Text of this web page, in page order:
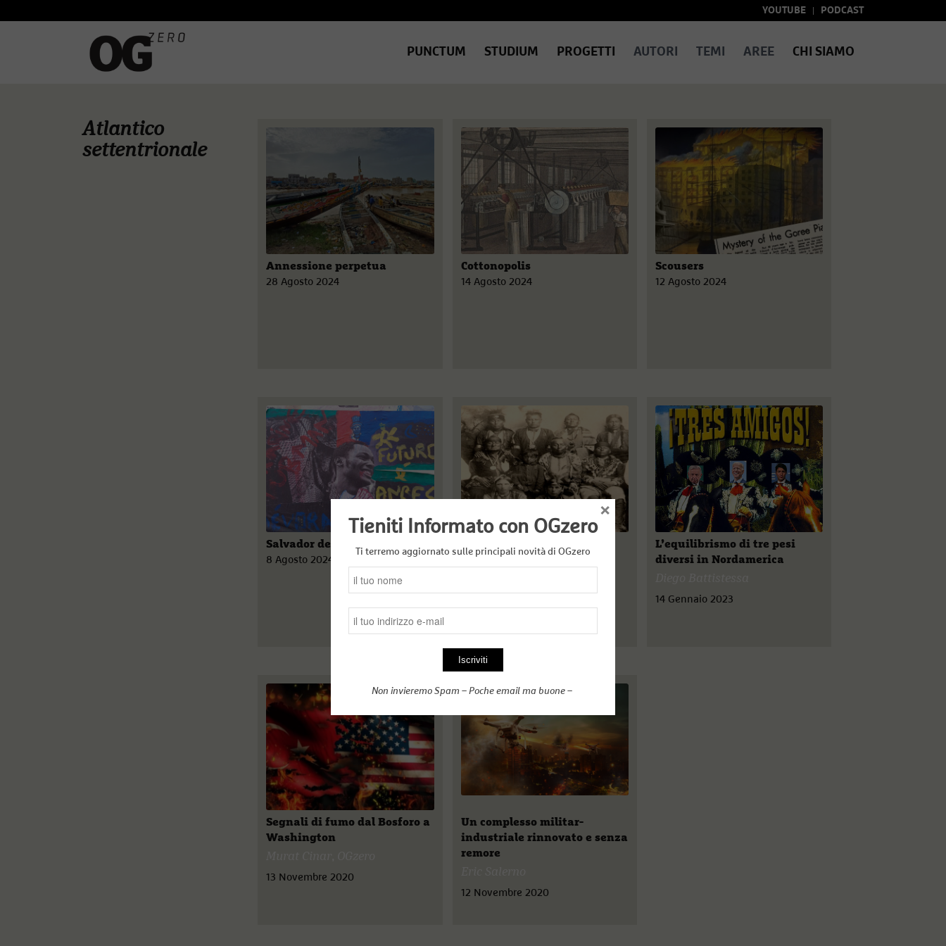
YOUTUBE PODCAST
PUNCTUM STUDIUM PROGETTI AUTORI TEMI AREE CHI SIAMO
Atlantico
settentrionale
Annessione perpetua
28 Agosto 2024
Cottonopolis
14 Agosto 2024
Scousers
12 Agosto 2024
Salvador de Bahia
8 Agosto 2024
resistenza indiana
L’equilibrismo di tre pesi
diversi in Nordamerica
14 Gennaio 2023
Segnali di fumo dal Bosforo a
Washington
13 Novembre 2020
Un complesso militar-
industriale rinnovato e senza
remore
12 Novembre 2020
Tieniti Informato con OGzero
Ti terremo aggiornato sulle principali novità di OGzero
Non invieremo Spam – Poche email ma buone –
×